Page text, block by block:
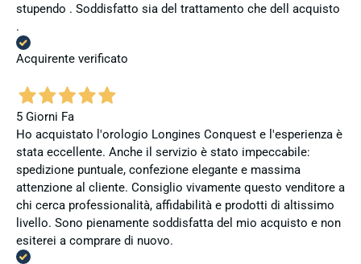
stupendo . Soddisfatto sia del trattamento che dell acquisto
.
Acquirente verificato
5 Giorni Fa
Ho acquistato l'orologio Longines Conquest e l'esperienza è
stata eccellente. Anche il servizio è stato impeccabile:
spedizione puntuale, confezione elegante e massima
attenzione al cliente. Consiglio vivamente questo venditore a
chi cerca professionalità, affidabilità e prodotti di altissimo
livello. Sono pienamente soddisfatta del mio acquisto e non
esiterei a comprare di nuovo.